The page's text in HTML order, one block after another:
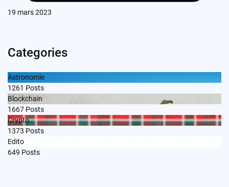
19 mars 2023
Categories
Astronomie
1261 Posts
Blockchain
1667 Posts
Crypto
1373 Posts
Edito
649 Posts